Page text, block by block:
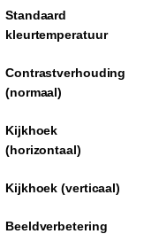
Standaard
kleurtemperatuur
Contrastverhouding
(normaal)
Kijkhoek
(horizontaal)
Kijkhoek (verticaal)
Beeldverbetering